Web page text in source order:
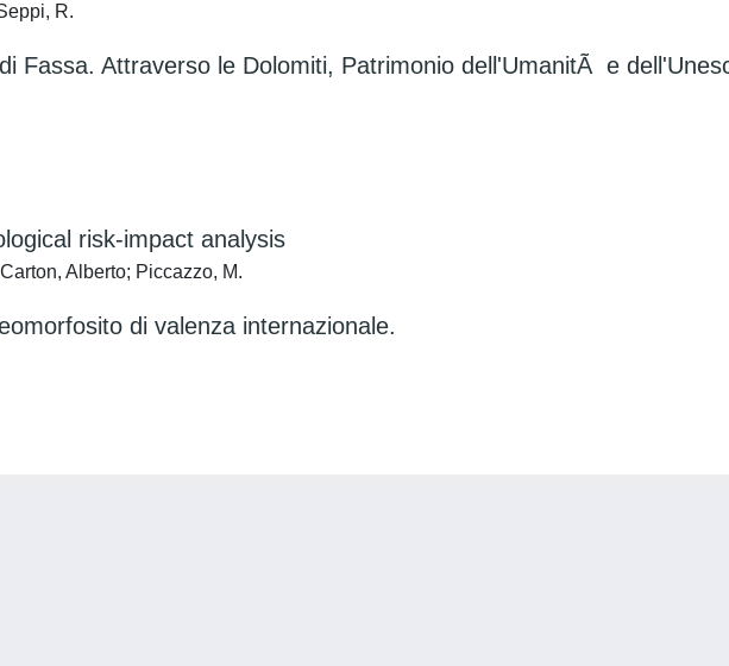
R.
Fassa. Attraverso le Dolomiti, Patrimonio dell'UmanitÃ e
risk-impact analysis
Alberto; Piccazzo, M.
di valenza internazionale.